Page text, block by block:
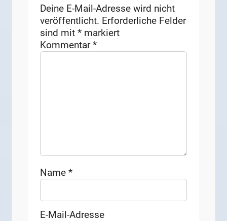
Deine E-Mail-Adresse wird nicht
veröffentlicht. Erforderliche Felder
sind mit* markiert
Kommentar*
Name*
E-Mail-Adresse